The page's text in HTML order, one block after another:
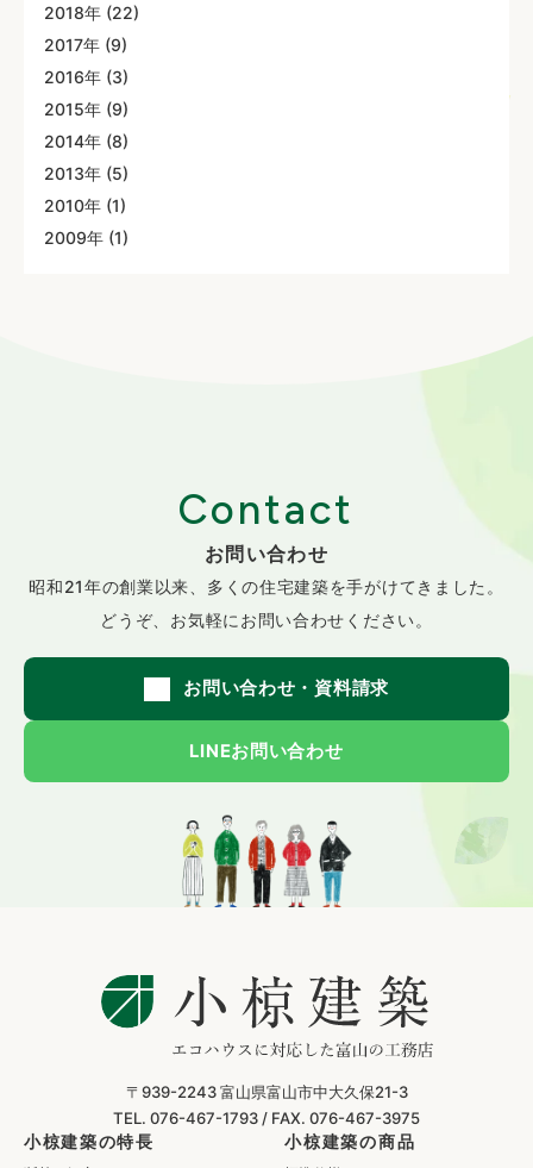
2018年 (22)
2017年 (9)
2016年 (3)
2015年 (9)
2014年 (8)
2013年 (5)
2010年 (1)
2009年 (1)
Contact
お問い合わせ
昭和21年の創業以来、 多くの住宅建築を手がけてきました。
どうぞ、お気軽にお問い合わせください。
お問い合わせ・資料請求
LINEお問い合わせ
〒939-2243富山県富山市中大久保21-3
TEL. 076-467-1793 / FAX. 076-467-3975
小椋建築の特長 小椋建築の商品